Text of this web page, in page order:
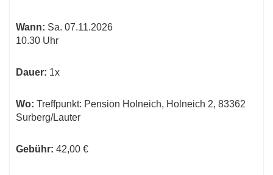
Wann: Sa. 07.11.2026
10.30 Uhr
Dauer: 1x
Wo: Treffpunkt: Pension Holneich, Holneich 2, 83362
Surberg/Lauter
Gebühr: 42,00 €